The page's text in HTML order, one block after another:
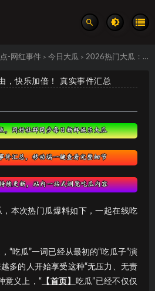
-网红事件 > 今日大瓜 > 2026热门大瓜：吃瓜自由，快乐加倍！ 真实事件汇总
，快乐加倍！ 真实事件汇总
本次热门瓜爆料如下，一起在线吃
“吃瓜”一词已经从最初的“吃瓜子”演
多的人开始享受这种“无压力、无责
意义上，“ 【首页】 吃瓜”已经不仅仅